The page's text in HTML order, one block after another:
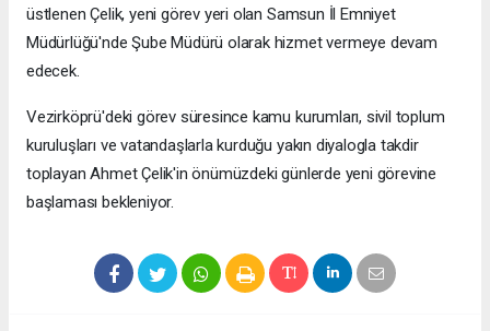
üstlenen Çelik, yeni görev yeri olan Samsun İl Emniyet
Müdürlüğü'nde Şube Müdürü olarak hizmet vermeye devam
edecek.
Vezirköprü'deki görev süresince kamu kurumları, sivil toplum
kuruluşları ve vatandaşlarla kurduğu yakın diyalogla takdir
toplayan Ahmet Çelik'in önümüzdeki günlerde yeni görevine
başlaması bekleniyor.